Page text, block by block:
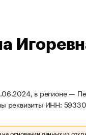
в регионе —
реквизиты ИНН:
основании данных из